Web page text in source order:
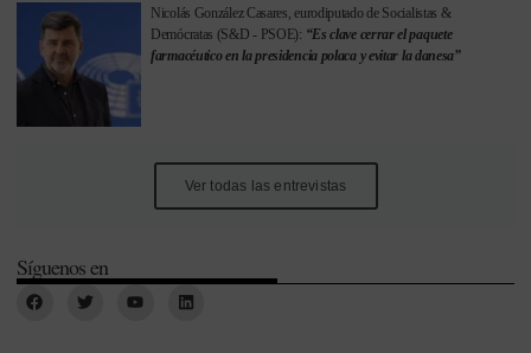
Nicolás González Casares, eurodiputado de Socialistas &
Demócratas (S&D - PSOE): “Es clave cerrar el paquete
farmacéutico en la presidencia polaca y evitar la danesa”
Ver todas las entrevistas
Síguenos en